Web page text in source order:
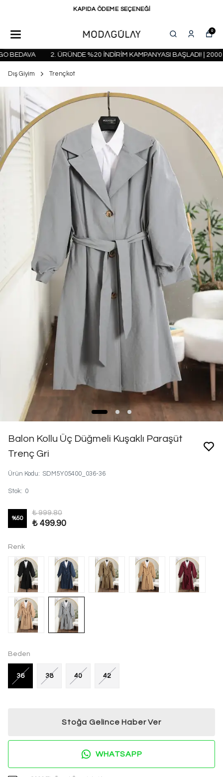
KAPIDA ÖDEME SEÇENEĞİ
0
2. ÜRÜNDE %20 İNDİRİM KAMPANYASI BAŞLADI! | 2000
Dış Giyim Trençkot
Balon Kollu Üç Düğmeli Kuşaklı Paraşüt
Trenç Gri
Ürün Kodu: SDM5Y05400_036-36
Stok: 0
%50
₺ 999.80
₺ 499.90
Renk
Beden
36 38 40 42
Stoğa Gelince Haber Ver
WHATSAPP